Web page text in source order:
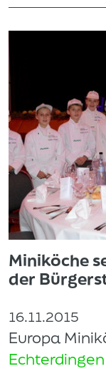
Miniköche
der
16.11.2015
Europa
Echterdingen